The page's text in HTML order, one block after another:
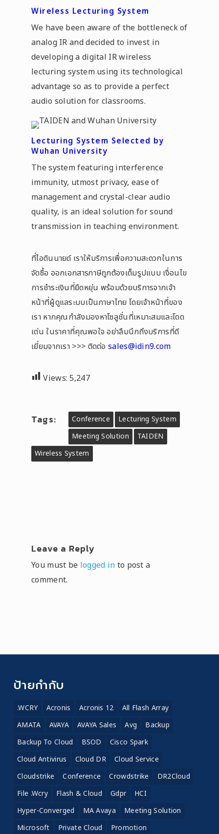
Wireless Lecturing System
We have been aware of the bottleneck of
analog IR and decided to invest in
developing a digital IR wireless
lecturing system using its technological
advantage so as to provide a perfect
audio solution for classrooms.
Lecturing System Selected by
Wuhan University
The system featuring interference
immunity, utmost privacy, ease of
management and crystal-clear audio
quality, is an ideal solution for sound
transmission in teaching environment.
ที่ไอดินนายด์ เราให้บริการเพื่อความสะดวกในการ
จัดซื้อ ออกเอกสารภาษีถูกต้องเต็มรูปแบบ เงื่อนไข
การชำระเงินที่ยืดหยุ่น พร้อมด้วยบริการจากเจ้า
หน้าที่ผู้ดูแลระบบเป็นภาษาไทย โดยเจ้าหน้าที่ของ
เรา หากคุณกำลังมองหาโซลูชั่นที่เหมาะสมและโดด
เด่น ในราคาที่คุณพอใจ อย่าลืมนึกถึงบริการที่ดี
เยี่ยมจากเรา >>> ติดต่อsales@idin9.com
Views: 5,247
Tags: Conference
Lecturing System
Meeting Solution
TAIDEN
Wireless System
Leave a Reply
You must be logged in to post a
comment.
ป้ายกำกับ
.WCRY Acronis Acronis 12
All Flash Array
AMATA
AVAYA AVAYA Sales Avg
Backup
Backup To Cloud
BSOD
Cisco Spark
Cloud Antivirus
Cloud DR
Cloud Service
Cloudstrike
Conference Crowdstrike
DR2Cloud
File .wcry
Flash & Cloud Gdpr
HCI
Hyper-Converged
MA Avaya
Meeting Solution
Microsoft
Private Cloud
Promotion